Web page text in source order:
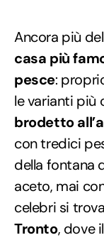
Ancora più
casa più
pesce:
le varianti più
brodetto
con tredici
della fontana
aceto, mai
celebri si
Tronto, dove